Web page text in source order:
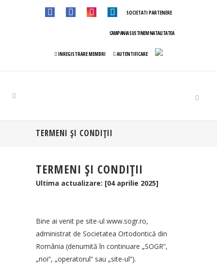
SOCIETATI PARTENERE
CAMPANIA SUSTINEM NATALITATEA
INREGISTRARE MEMBRI AUTENTIFICARE
TERMENI ȘI CONDIȚII
TERMENI ȘI CONDIȚII
Ultima actualizare: [04 aprilie 2025]
Bine ai venit pe site-ul www.sogr.ro,
administrat de Societatea Ortodontică din
România (denumită în continuare „SOGR”,
„noi”, „operatorul” sau „site-ul”).